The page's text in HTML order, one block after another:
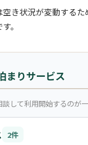
き状況が変動するた
。
まりサービス
して利用開始するのが一
2件